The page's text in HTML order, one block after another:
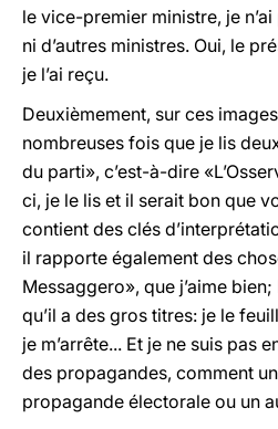
le vice-premier ministre, je
ni d’autres ministres. Oui, le
je l’ai reçu.
Deuxièmement, sur ces
nombreuses fois que je lis
du parti», c’est-à-dire
ci, je le lis et il serait bon que
contient des clés
il rapporte également des
Messaggero», que j’aime
qu’il a des gros titres: je le
je m’arrête... Et je ne suis pas
des propagandes, comment
propagande électorale ou un